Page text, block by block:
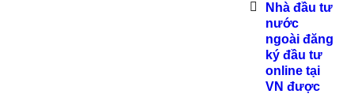
Nhà đầu tư
nước
ngoài đăng
ký đầu tư
online tại
VN được